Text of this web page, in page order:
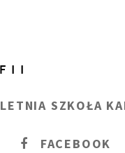
LETNIA SZKOŁA
FACEBOOK